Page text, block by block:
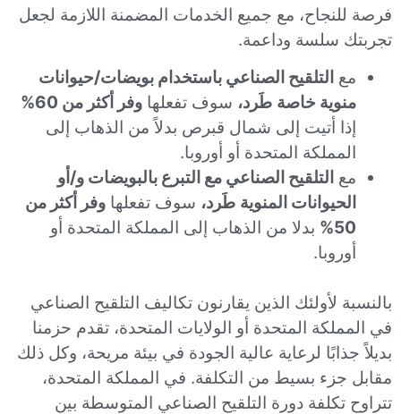
فرصة للنجاح، مع جميع الخدمات المضمنة اللازمة لجعل
تجربتك سلسة وداعمة.
مع التلقيح الصناعي باستخدام بويضات/حيوانات
منوية خاصة طَرد، سوف تفعلها وفر أكثر من 60%
إذا أتيت إلى شمال قبرص بدلاً من الذهاب إلى
المملكة المتحدة أو أوروبا.
مع التلقيح الصناعي مع التبرع بالبويضات و/أو
الحيوانات المنوية طَرد، سوف تفعلها وفر أكثر من
50%
بدلا من الذهاب إلى المملكة المتحدة أو
أوروبا.
بالنسبة لأولئك الذين يقارنون تكاليف التلقيح الصناعي
في المملكة المتحدة أو الولايات المتحدة، تقدم حزمنا
بديلاً جذابًا لرعاية عالية الجودة في بيئة مريحة، وكل ذلك
مقابل جزء بسيط من التكلفة. في المملكة المتحدة،
تتراوح تكلفة دورة التلقيح الصناعي المتوسطة بين